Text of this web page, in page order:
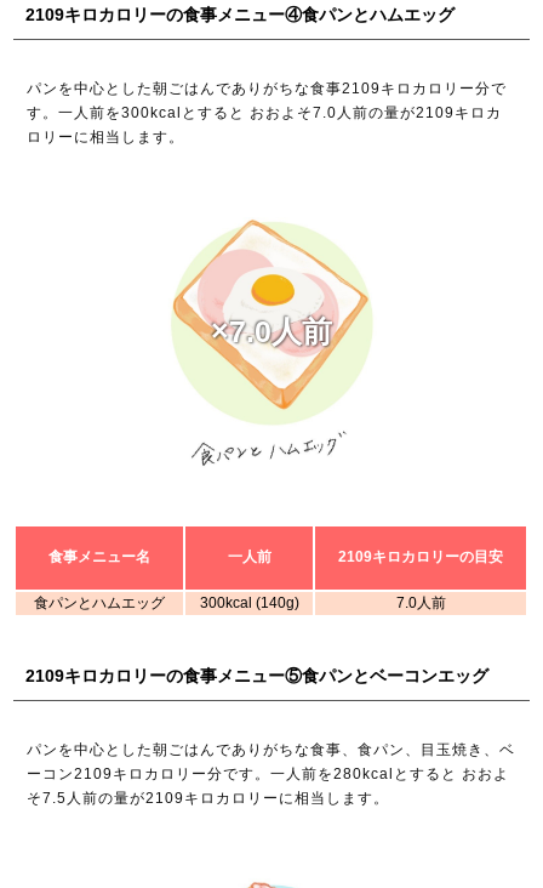
2109キロカロリーの食事メニュー④食パンとハムエッグ
パンを中心とした朝ごはんでありがちな食事2109キロカロリー分で
す。一人前を300kcalとすると おおよそ7.0人前の量が2109キロカ
ロリーに相当します。
×7.0人前
食事メニュー名 一人前 2109キロカロリーの目安
食パンとハムエッグ 300kcal (140g) 7.0人前
2109キロカロリーの食事メニュー⑤食パンとベーコンエッグ
パンを中心とした朝ごはんでありがちな食事、食パン、目玉焼き、ベ
ーコン2109キロカロリー分です。一人前を280kcalとすると おおよ
そ7.5人前の量が2109キロカロリーに相当します。